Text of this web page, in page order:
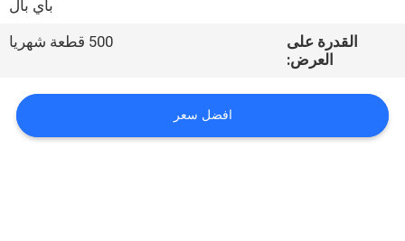
بنا
باي بال
القدرة على
العرض:
500 قطعة شهريا
افضل سعر